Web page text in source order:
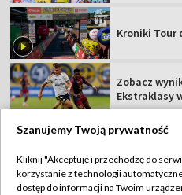
Kroniki Tour
Zobacz
Ekstraklasy
Szanujemy Twoją prywatność
Kliknij "Akceptuję i przechodzę do
korzystanie z technologii
dostęp do informacji na Twoim